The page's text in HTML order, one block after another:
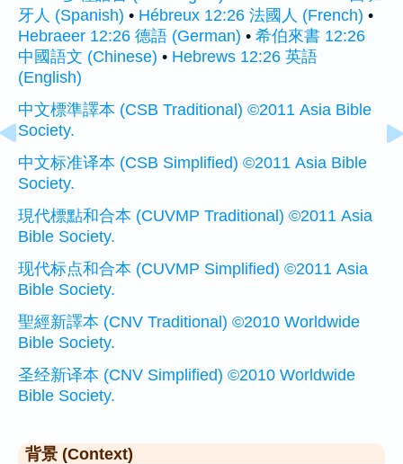
牙人 (Spanish) • Hébreux 12:26 法國人 (French) •
Hebraeer 12:26 德語 (German) • 希伯來書 12:26
中國語文 (Chinese) • Hebrews 12:26 英語
(English)
中文標準譯本 (CSB Traditional) ©2011 Asia Bible
Society.
中文标准译本 (CSB Simplified) ©2011 Asia Bible
Society.
現代標點和合本 (CUVMP Traditional) ©2011 Asia
Bible Society.
现代标点和合本 (CUVMP Simplified) ©2011 Asia
Bible Society.
聖經新譯本 (CNV Traditional) ©2010 Worldwide
Bible Society.
圣经新译本 (CNV Simplified) ©2010 Worldwide
Bible Society.
背景 (Context)